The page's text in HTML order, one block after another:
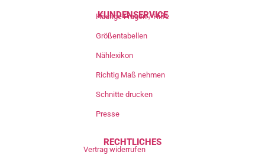
KUNDENSERVICE
Häufige Fragen / Hilfe
Größentabellen
Nählexikon
Richtig Maß nehmen
Schnitte drucken
Presse
RECHTLICHES
Vertrag widerrufen